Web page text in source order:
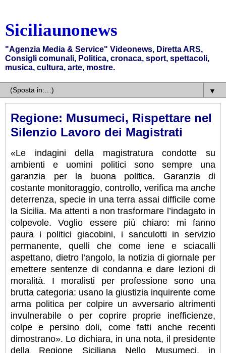
Siciliaunonews
"Agenzia Media & Service" Videonews, Diretta ARS,
Consigli comunali, Politica, cronaca, sport, spettacoli,
musica, cultura, arte, mostre.
▼
Regione: Musumeci, Rispettare nel
Silenzio Lavoro dei Magistrati
«Le indagini della magistratura condotte su
ambienti e uomini politici sono sempre una
garanzia per la buona politica. Garanzia di
costante monitoraggio, controllo, verifica ma anche
deterrenza, specie in una terra assai difficile come
la Sicilia. Ma attenti a non trasformare l’indagato in
colpevole. Voglio essere più chiaro: mi fanno
paura i politici giacobini, i sanculotti in servizio
permanente, quelli che come iene e sciacalli
aspettano, dietro l’angolo, la notizia di giornale per
emettere sentenze di condanna e dare lezioni di
moralità. I moralisti per professione sono una
brutta categoria: usano la giustizia inquirente come
arma politica per colpire un avversario altrimenti
invulnerabile o per coprire proprie inefficienze,
colpe e persino doli, come fatti anche recenti
dimostrano». Lo dichiara, in una nota, il presidente
della Regione Siciliana Nello Musumeci, in